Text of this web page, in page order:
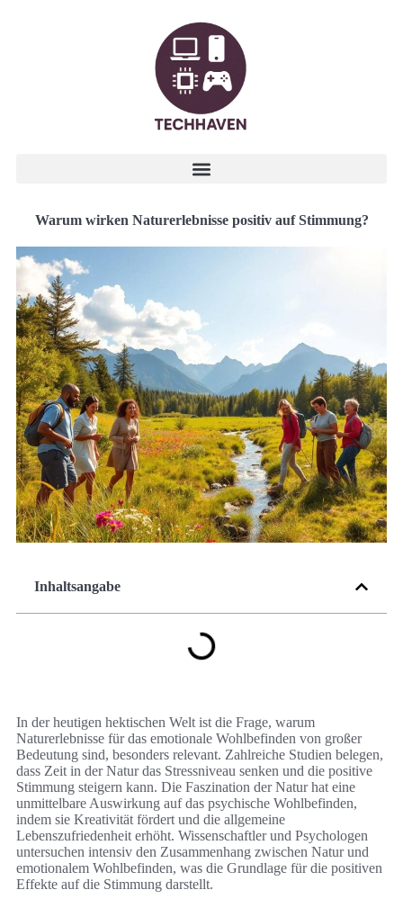
Warum wirken Naturerlebnisse positiv auf Stimmung?
Inhaltsangabe
In der heutigen hektischen Welt ist die Frage, warum
Naturerlebnisse für das emotionale Wohlbefinden von großer
Bedeutung sind, besonders relevant. Zahlreiche Studien belegen,
dass Zeit in der Natur das Stressniveau senken und die positive
Stimmung steigern kann. Die Faszination der Natur hat eine
unmittelbare Auswirkung auf das psychische Wohlbefinden,
indem sie Kreativität fördert und die allgemeine
Lebenszufriedenheit erhöht. Wissenschaftler und Psychologen
untersuchen intensiv den Zusammenhang zwischen Natur und
emotionalem Wohlbefinden, was die Grundlage für die positiven
Effekte auf die Stimmung darstellt.